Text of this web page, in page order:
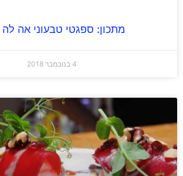
מתכון: ספגטי טבעוני אה לה